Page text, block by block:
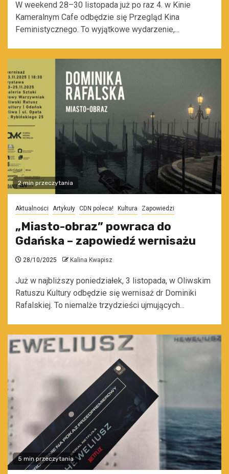
W weekend 28–30 listopada już po raz 4. w Kinie
Kameralnym Cafe odbędzie się Przegląd Kina
Feministycznego. To wyjątkowe wydarzenie,...
2 min przeczytania
Aktualności Artykuły CDN poleca! Kultura Zapowiedzi
„Miasto-obraz” powraca do
Gdańska – zapowiedź wernisażu
28/10/2025 Kalina Kwapisz
Już w najbliższy poniedziałek, 3 listopada, w Oliwskim
Ratuszu Kultury odbędzie się wernisaż dr Dominiki
Rafalskiej. To niemalże trzydzieści ujmujących...
5 min przeczytania